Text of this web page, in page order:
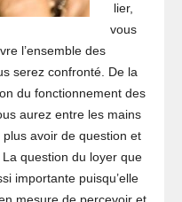
lier,
vous
l’ensemble des
serez confronté. De la
du fonctionnement des
aurez entre les mains
avoir de question et
question du loyer que
importante puisqu’elle